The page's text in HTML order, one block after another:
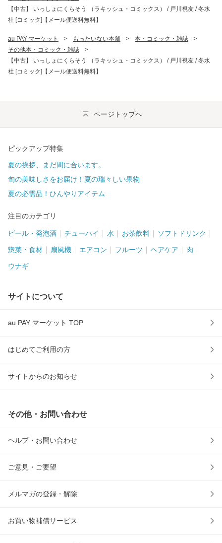
【中古】 いっしょにくらそう （ラキッシュ・コミックス） / 戸川視友 / 冬水
社 [コミック]【メール便送料無料】
au PAY マーケット > もったいない本舗 > 本・コミック・雑誌
>
その他本・コミック・雑誌
>
【中古】 いっしょにくらそう （ラキッシュ・コミックス） / 戸川視友 / 冬水
社 [コミック]【メール便送料無料】
ページトップへ
ピックアップ特集
夏の挨拶、まだ間に合います。
旬の美味しさをお届け！夏の瑞々しい果物
夏の必需品！ひんやりアイテム
注目のカテゴリ
ビール・発泡酒 チューハイ 水 お茶飲料 ソフトドリンク
惣菜・食材 扇風機 エアコン フルーツ ヘアケア 肉
ウナギ
サイトについて
au PAY マーケット TOP
はじめてご利用の方
サイトからのお知らせ
その他・お問い合わせ
ヘルプ・お問い合わせ
ご意見・ご要望
メルマガの登録・解除
お買い物補償サービス